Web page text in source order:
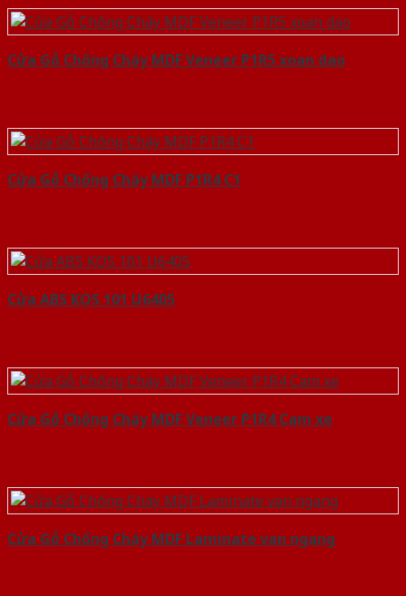
Cửa Gỗ Chống Cháy MDF Veneer P1R5 xoan dao
Cửa Gỗ Chống Cháy MDF P1R4 C1
Cửa ABS KOS 101 U6405
Cửa Gỗ Chống Cháy MDF Veneer P1R4 Cam xe
Cửa Gỗ Chống Cháy MDF Laminate van ngang